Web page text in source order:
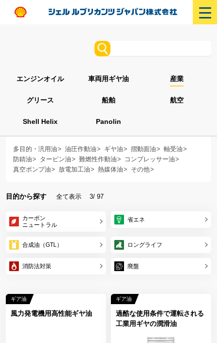
エンジンオイル 車両用ギヤ油 産業
グリース 船舶 航空
Shell Helix Panolin
多目的・汎用油 油圧作動油 ギヤ油 摺動面油
軸受油
防錆油
タービン油 難燃性作動油
コンプレッサー油
真空ポンプ油
放電加工油 熱媒体油 その他
目的から探す 全て表示 3/ 97
カーボン
ニュートラル
省エネ
合成油（GTL） ロングライフ
消防法対策 廃盤
ギア油
風力発電機用高性能ギヤ油
ギア油
過酷な使用条件で運転される
工業用ギヤの潤滑油